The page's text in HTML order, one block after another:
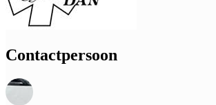
Contactpersoon